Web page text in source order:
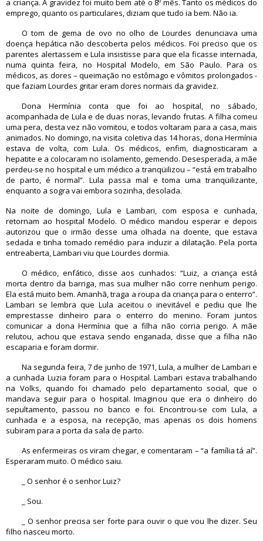
a criança. A gravidez foi muito bem até o 8º mês. Tanto os médicos do
emprego, quanto os particulares, diziam que tudo ia bem. Não ia.
O tom de gema de ovo no olho de Lourdes denunciava uma
doença hepática não descoberta pelos médicos. Foi preciso que os
parentes alertassem e Lula insistisse para que ela ficasse internada,
numa quinta feira, no Hospital Modelo, em São Paulo. Para os
médicos, as dores – queimação no estômago e vômitos prolongados -
que faziam Lourdes gritar eram dores normais da gravidez.
Dona Hermínia conta que foi ao hospital, no sábado,
acompanhada de Lula e de duas noras, levando frutas. A filha comeu
uma pera, desta vez não vomitou, e todos voltaram para a casa, mais
animados. No domingo, na visita coletiva das 14 horas, dona Hermínia
estava de volta, com Lula. Os médicos, enfim, diagnosticaram a
hepatite e a colocaram no isolamento, gemendo. Desesperada, a mãe
perdeu-se no hospital e um médico a tranqüilizou – “está em trabalho
de parto, é normal”. Lula passa mal e toma uma tranqüilizante,
enquanto a sogra vai embora sozinha, desolada.
Na noite de domingo, Lula e Lambari, com esposa e cunhada,
retornam ao hospital Modelo. O médico mandou esperar e depois
autorizou que o irmão desse uma olhada na doente, que estava
sedada e tinha tomado remédio para induzir a dilatação. Pela porta
entreaberta, Lambari viu que Lourdes dormia.
O médico, enfático, disse aos cunhados: “Luiz, a criança está
morta dentro da barriga, mas sua mulher não corre nenhum perigo.
Ela está muito bem. Amanhã, traga a roupa da criança para o enterro”.
Lambari se lembra que Lula aceitou o inevitável e pediu que lhe
emprestasse dinheiro para o enterro do menino. Foram juntos
comunicar a dona Hermínia que a filha não corria perigo. A mãe
relutou, achou que estava sendo enganada, disse que a filha não
escaparia e foram dormir.
Na segunda feira, 7 de junho de 1971, Lula, a mulher de Lambari e
a cunhada Luzia foram para o Hospital. Lambari estava trabalhando
na Volks, quando foi chamado pelo departamento social, que o
mandava seguir para o hospital. Imaginou que era o dinheiro do
sepultamento, passou no banco e foi. Encontrou-se com Lula, a
cunhada e a esposa, na recepção, mas apenas os dois homens
subiram para a porta da sala de parto.
As enfermeiras os viram chegar, e comentaram – “a família tá aí”.
Esperaram muito. O médico saiu.
_ O senhor é o senhor Luiz?
_ Sou.
_ O senhor precisa ser forte para ouvir o que vou lhe dizer. Seu
filho nasceu morto.